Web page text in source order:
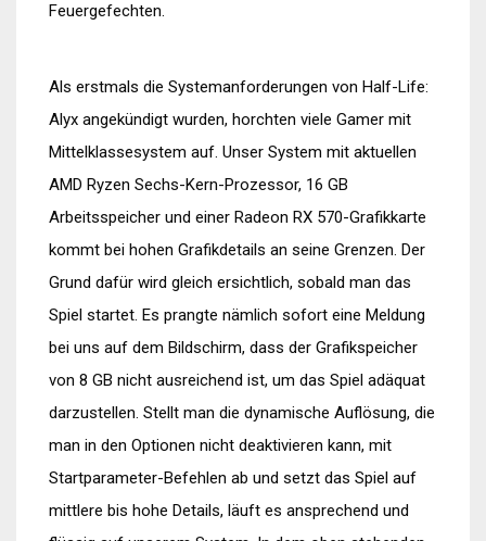
Feuergefechten.
Als erstmals die Systemanforderungen von Half-Life:
Alyx angekündigt wurden, horchten viele Gamer mit
Mittelklassesystem auf. Unser System mit aktuellen
AMD Ryzen Sechs-Kern-Prozessor, 16 GB
Arbeitsspeicher und einer Radeon RX 570-Grafikkarte
kommt bei hohen Grafikdetails an seine Grenzen. Der
Grund dafür wird gleich ersichtlich, sobald man das
Spiel startet. Es prangte nämlich sofort eine Meldung
bei uns auf dem Bildschirm, dass der Grafikspeicher
von 8 GB nicht ausreichend ist, um das Spiel adäquat
darzustellen. Stellt man die dynamische Auflösung, die
man in den Optionen nicht deaktivieren kann, mit
Startparameter-Befehlen ab und setzt das Spiel auf
mittlere bis hohe Details, läuft es ansprechend und